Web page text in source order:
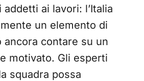
ai lavori: l’Italia
un elemento di
ancora contare su un
motivato. Gli esperti
squadra possa